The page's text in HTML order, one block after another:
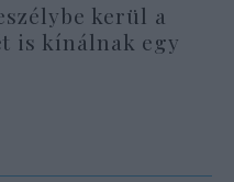
kerül a
is kínálnak egy